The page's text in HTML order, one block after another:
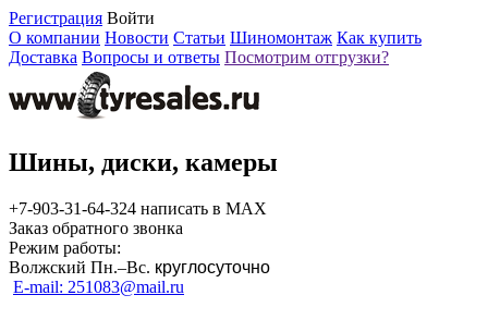
Регистрация Войти
О компании Новости Статьи Шиномонтаж Как купить
Доставка Вопросы и ответы Посмотрим отгрузки?
Шины, диски, камеры
+7-903-31-64-324 написать в MAX
Заказ обратного звонка
Режим работы:
Волжский Пн.–Вс. круглосуточно
E-mail: 251083@mail.ru